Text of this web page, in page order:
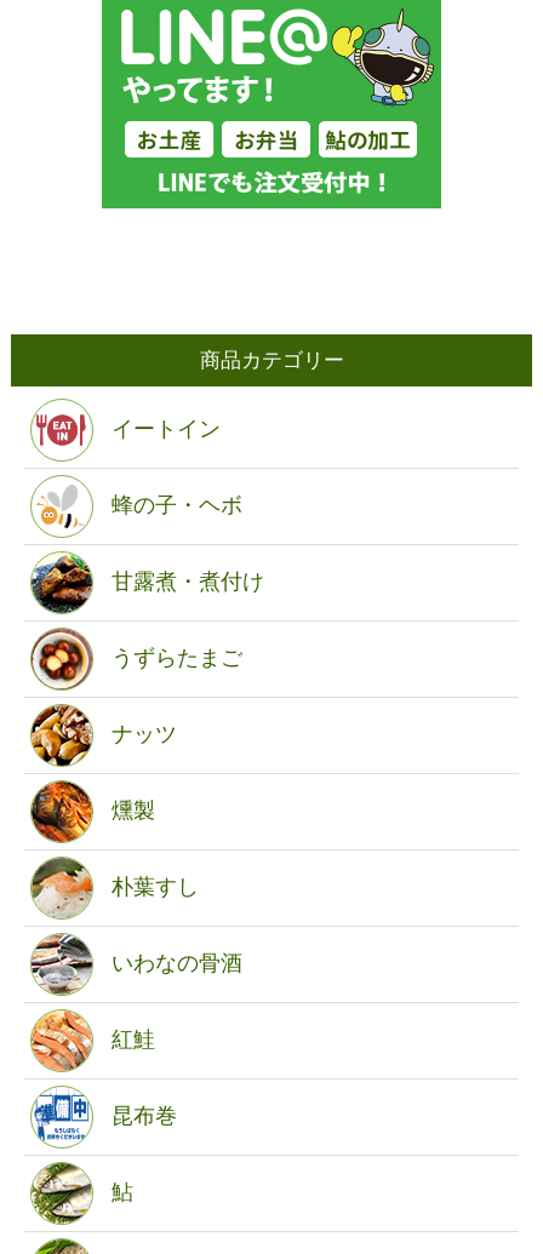
商品カテゴリー
イートイン
蜂の子・ヘボ
甘露煮・煮付け
うずらたまご
ナッツ
燻製
朴葉すし
いわなの骨酒
紅鮭
昆布巻
鮎